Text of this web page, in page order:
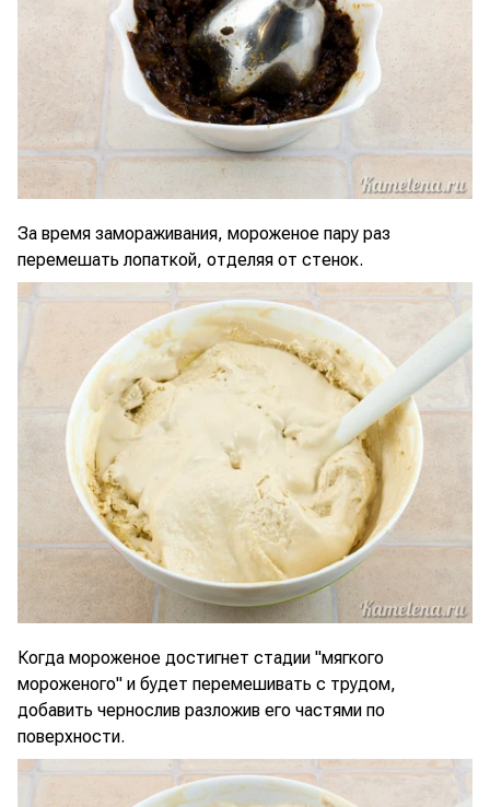
За время замораживания, мороженое пару раз
перемешать лопаткой, отделяя от стенок.
Когда мороженое достигнет стадии "мягкого
мороженого" и будет перемешивать с трудом,
добавить чернослив разложив его частями по
поверхности.